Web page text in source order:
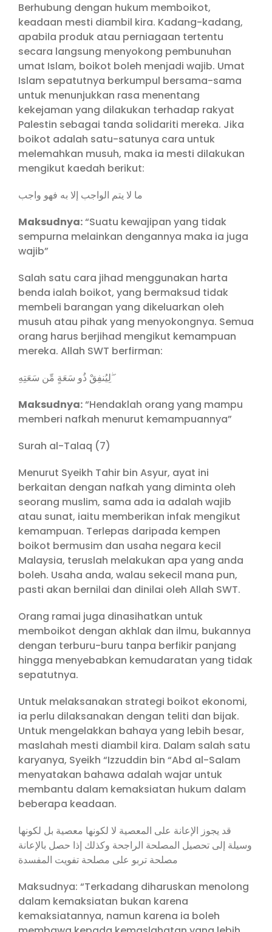
Berhubung dengan hukum memboikot,
keadaan mesti diambil kira. Kadang-kadang,
apabila produk atau perniagaan tertentu
secara langsung menyokong pembunuhan
umat Islam, boikot boleh menjadi wajib. Umat
Islam sepatutnya berkumpul bersama-sama
untuk menunjukkan rasa menentang
kekejaman yang dilakukan terhadap rakyat
Palestin sebagai tanda solidariti mereka. Jika
boikot adalah satu-satunya cara untuk
melemahkan musuh, maka ia mesti dilakukan
mengikut kaedah berikut:
ما لا يتم الواجب إلا به فهو واجب
Maksudnya:“Suatu kewajipan yang tidak
sempurna melainkan dengannya maka ia juga
wajib”
Salah satu cara jihad menggunakan harta
benda ialah boikot, yang bermaksud tidak
membeli barangan yang dikeluarkan oleh
musuh atau pihak yang menyokongnya. Semua
orang harus berjihad mengikut kemampuan
mereka. Allah SWT berfirman:
لِيُنفِقْ ذُو سَعَةٍ مِّن سَعَتِهِ ۖ
Maksudnya:“Hendaklah orang yang mampu
memberi nafkah menurut kemampuannya”
Surah al-Talaq (7)
Menurut Syeikh Tahir bin Asyur, ayat ini
berkaitan dengan nafkah yang diminta oleh
seorang muslim, sama ada ia adalah wajib
atau sunat, iaitu memberikan infak mengikut
kemampuan. Terlepas daripada kempen
boikot bermusim dan usaha negara kecil
Malaysia, teruslah melakukan apa yang anda
boleh. Usaha anda, walau sekecil mana pun,
pasti akan bernilai dan dinilai oleh Allah SWT.
Orang ramai juga dinasihatkan untuk
memboikot dengan akhlak dan ilmu, bukannya
dengan terburu-buru tanpa berfikir panjang
hingga menyebabkan kemudaratan yang tidak
sepatutnya.
Untuk melaksanakan strategi boikot ekonomi,
ia perlu dilaksanakan dengan teliti dan bijak.
Untuk mengelakkan bahaya yang lebih besar,
maslahah mesti diambil kira. Dalam salah satu
karyanya, Syeikh “Izzuddin bin “Abd al-Salam
menyatakan bahawa adalah wajar untuk
membantu dalam kemaksiatan hukum dalam
beberapa keadaan.
قد يجوز الإعانة على المعصية لا لكونها معصية بل لكونها
وسيلة إلى تحصيل المصلحة الراجحة وكذلك إذا حصل بالإعانة
مصلحة تربو على مصلحة تفويت المفسدة
Maksudnya: “Terkadang diharuskan menolong
dalam kemaksiatan bukan karena
kemaksiatannya, namun karena ia boleh